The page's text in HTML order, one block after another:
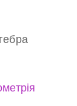
Invite a Friend